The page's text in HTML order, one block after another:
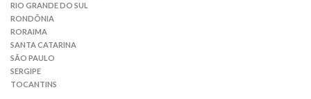
RIO GRANDE DO SUL
RONDÔNIA
RORAIMA
SANTA CATARINA
SÃO PAULO
SERGIPE
TOCANTINS